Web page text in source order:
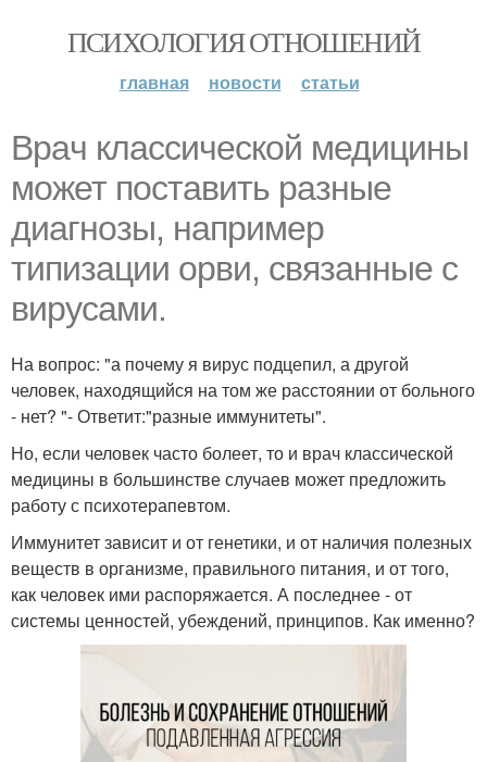
ПСИХОЛОГИЯ ОТНОШЕНИЙ
главная новости статьи
Bpaч классической медицины
может поставить разные
диагнозы, например
типизации орви, связанные с
вирусами.
На вопрос: "а почему я вирус подцепил, а другой
человек, находящийся на том же расстоянии от больного
- нет? "- Ответит:"разные иммунитеты".
Но, если человек часто болеет, то и врач классической
медицины в большинстве случаев может предложить
работу с психотерапевтом.
Иммунитет зависит и от генетики, и от наличия полезных
веществ в организме, правильного питания, и от того,
как человек ими распоряжается. А последнее - от
системы ценностей, убеждений, принципов. Как именно?